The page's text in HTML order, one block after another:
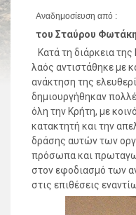
Αναδημοσίευση από :
του Σταύρου Φωτάκη
Κατά τη διάρκεια
λαός αντιστάθηκε με
ανάκτηση της
δημιουργήθηκαν
όλη την Κρήτη, με
κατακτητή και την
δράσης αυτών των
πρόσωπα και
στον εφοδιασμό των
στις επιθέσεις